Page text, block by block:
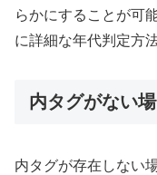
らかにすることが可
に詳細な年代判定方
内タグがない
内タグが存在しない